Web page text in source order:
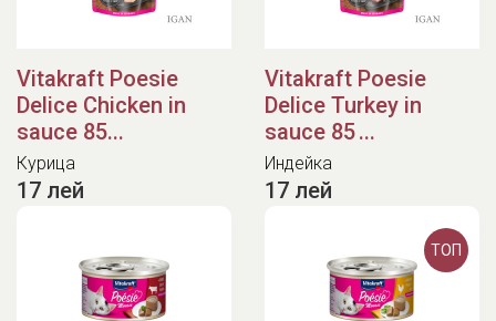
Vitakraft Poesie
Delice Chicken in
sauce 85...
Курица
17 лей
Vitakraft Poesie
Delice Turkey in
sauce 85 ...
Индейка
17 лей
ТОП